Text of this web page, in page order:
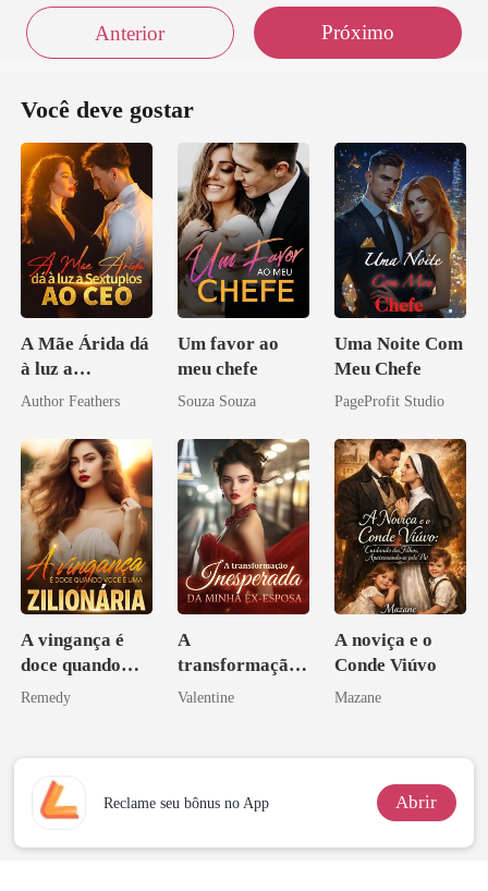
Anterior Próximo
Você deve gostar
A Mãe Árida dá
à luz a
Sextuplos ao
Author Feathers
Um favor ao
meu chefe
Souza Souza
Uma Noite Com
Meu Chefe
PageProfit Studio
A vingança é
doce quando
você é uma
Remedy
A
transformação
inesperada da
Valentine
A noviça e o
Conde Viúvo
Mazane
Reclame seu bônus no App Abrir